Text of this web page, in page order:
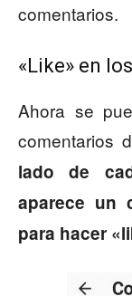
comentarios.
«Like» en
Ahora se
comentarios
lado de
aparece un
para hacer